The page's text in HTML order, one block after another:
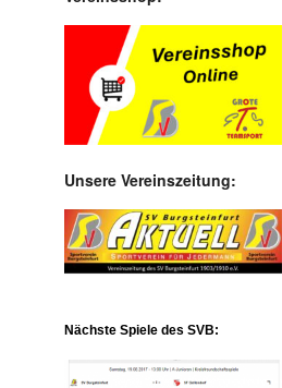
Unsere Vereinszeitung:
Nächste Spiele des SVB: